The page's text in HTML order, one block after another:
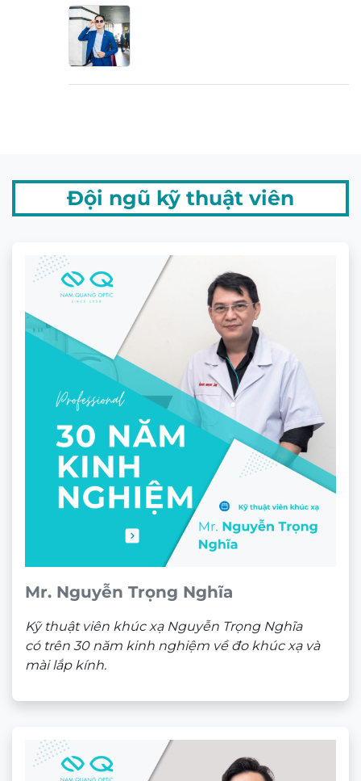
Tròng kính râm cận
bạn với các tính năng sau:
Tiện ích từ tròng kính râm cận Chemi RX
Tròng kính ChemiRX nhuộm màu với 2 hình thức:
Nhuộm màu toàn phần (Tinting Full)
màu bán phần (Tinting Gradient)
Khi đặt hàng bắt buộc phải là 1 cặp mắt (mắt trái
Độ đậm nhạt của tròng kính thực tế sẽ khác
chiết suất, đường kính, độ dày…của tròng kính.
Căn cứ vào tròng nhuộm màu thực tế làm
Đội ngũ kỹ thuật viên
Mr. Nguyễn Trọng Nghĩa
Kỹ thuật viên khúc xạ Nguyễn Trọng Nghĩa
có trên 30 năm kinh nghiệm về đo khúc xạ và
mài lắp kính.